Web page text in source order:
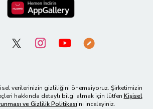
verilerinizin gizliliğini önemsiyoruz. Şirketimizin
hakkında detaylı bilgi almak için lütfen Kişisel
ve Gizlilik Politikası’nı inceleyiniz.